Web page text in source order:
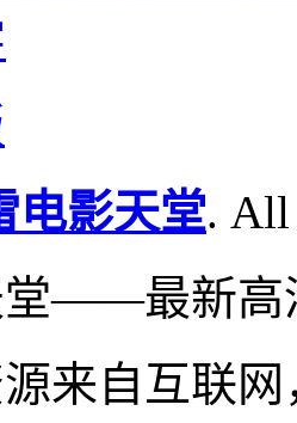
电影天堂. All
——最新高
来自互联